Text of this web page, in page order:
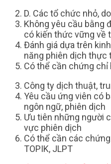
D. Các tổ chức nhỏ,
Không yêu cầu bằng
có kiến thức vững về
Đánh giá dựa trên
năng phiên dịch thực
Có thể cần chứng chỉ
Công ty dịch thuật,
Yêu cầu ứng viên có
ngôn ngữ, phiên dịch
Ưu tiên những người
vực phiên dịch
Có thể cần các
TOPIK, JLPT